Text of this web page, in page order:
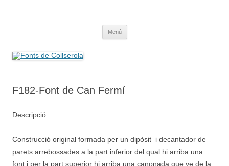
Menú
F182-Font de Can Fermí
Descripció:
Construcció original formada per un dipòsit i decantador de
parets arrebossades a la part inferior del qual hi arriba una
font i per la part superior hi arriba una canonada que ve de la